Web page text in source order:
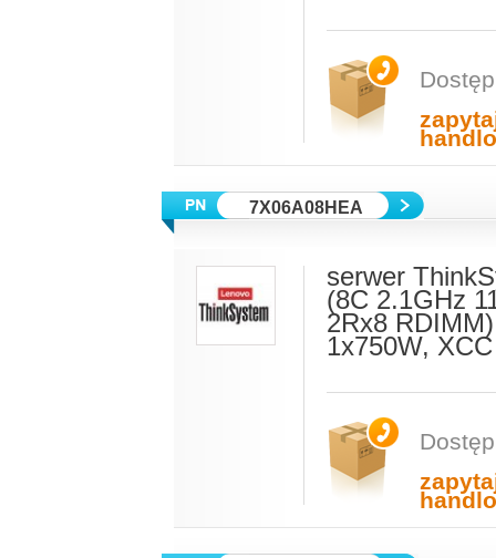
7X06A08HEA
serwer
(8C 2.1GHz
2Rx8
1x750W,